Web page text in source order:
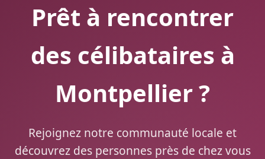
Prêt à rencontrer
des célibataires à
Montpellier ?
Rejoignez notre communauté locale et
découvrez des personnes près de chez vous